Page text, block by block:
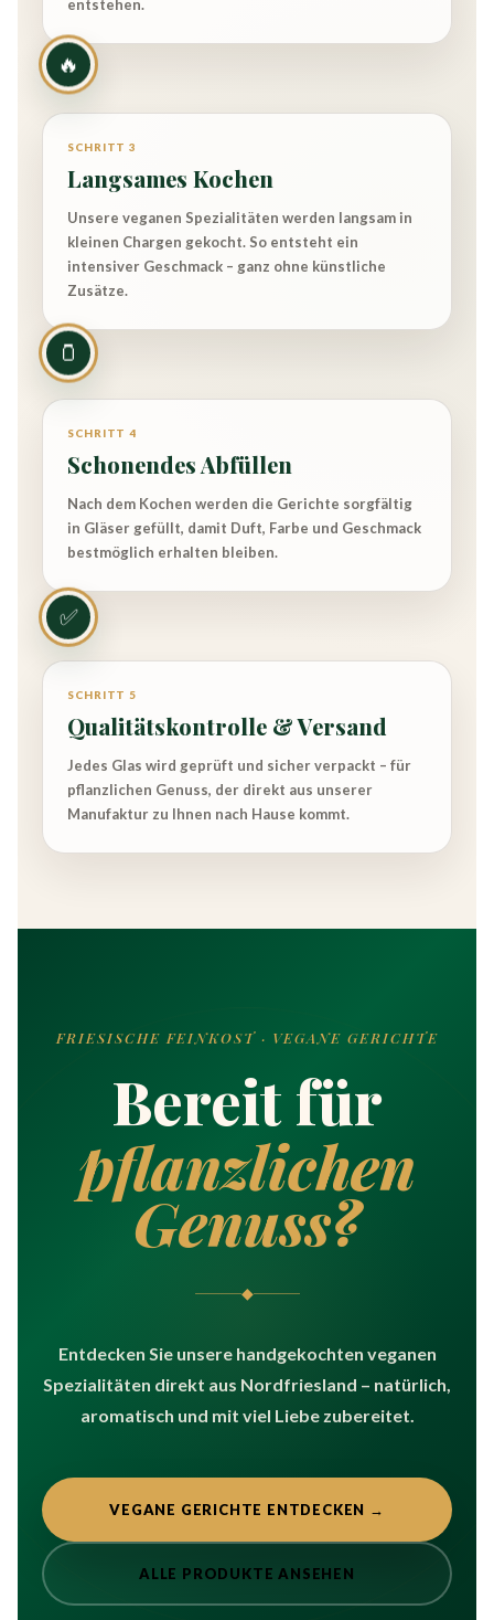
entstehen.
🔥
SCHRITT 3
Langsames Kochen
Unsere veganen Spezialitäten werden langsam in
kleinen Chargen gekocht. So entsteht ein
intensiver Geschmack – ganz ohne künstliche
Zusätze.
🫙
SCHRITT 4
Schonendes Abfüllen
Nach dem Kochen werden die Gerichte sorgfältig
in Gläser gefüllt, damit Duft, Farbe und Geschmack
bestmöglich erhalten bleiben.
✅
SCHRITT 5
Qualitätskontrolle & Versand
Jedes Glas wird geprüft und sicher verpackt – für
pflanzlichen Genuss, der direkt aus unserer
Manufaktur zu Ihnen nach Hause kommt.
FRIESISCHE FEINKOST · VEGANE GERICHTE
Bereit für
pflanzlichen
Genuss?
◆
Entdecken Sie unsere handgekochten veganen
Spezialitäten direkt aus Nordfriesland – natürlich,
aromatisch und mit viel Liebe zubereitet.
VEGANE GERICHTE ENTDECKEN →
ALLE PRODUKTE ANSEHEN